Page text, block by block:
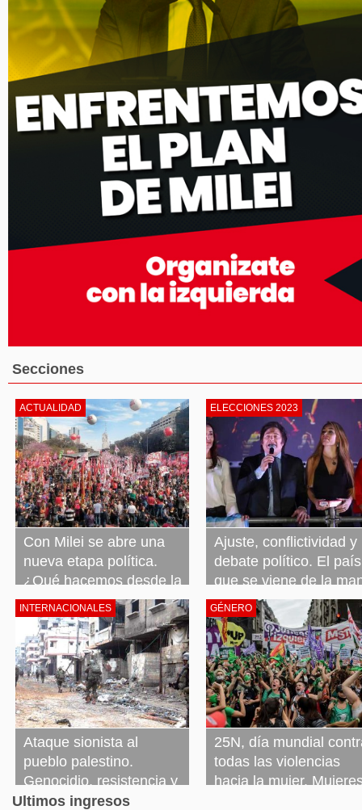
Secciones
ACTUALIDAD
Con Milei se abre una
nueva etapa política.
¿Qué hacemos desde la
izquierda?
23 noviembre, 2023 Leer más »
ELECCIONES 2023
Ajuste, conflictividad y
debate político. El país
que se viene de la
de Milei
23 noviembre, 2023 Leer más »
INTERNACIONALES
Ataque sionista al
pueblo palestino.
Genocidio, resistencia y
tregua
GÉNERO
25N, día mundial
todas las violencias
hacia la mujer.
Ultimos ingresos